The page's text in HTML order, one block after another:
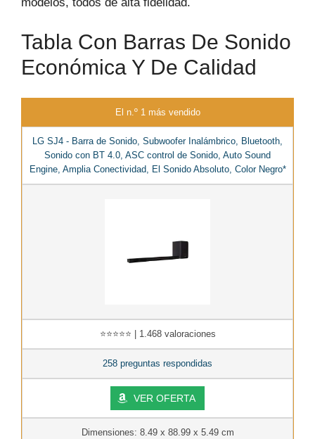
modelos, todos de alta fidelidad.
Tabla Con Barras De Sonido
Económica Y De Calidad
El n.º 1 más vendido
LG SJ4 - Barra de Sonido, Subwoofer Inalámbrico, Bluetooth,
Sonido con BT 4.0, ASC control de Sonido, Auto Sound
Engine, Amplia Conectividad, El Sonido Absoluto, Color Negro*
⭐⭐⭐⭐⭐ | 1.468 valoraciones
258 preguntas respondidas
VER OFERTA
Dimensiones: 8.49 x 88.99 x 5.49 cm